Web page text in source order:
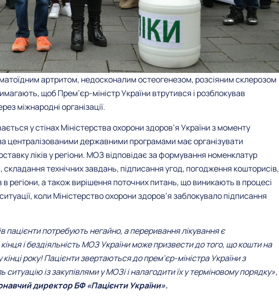
артритом, недосконалим остеогенезом, розсіяним склерозом
щоб Прем’єр-міністр України втрутився і розблокував
міжнародні організації.
у стінах Міністерства охорони здоров’я України з моменту
централізованими державними програмами має організувати
ліків у регіони. МОЗ відповідає за формування номенклатур
складання технічних завдань, підписання угод, погодження кошторисів,
в регіони, а також вирішення поточних питань, що виникають в процесі
коли Міністерство охорони здоров’я заблокувало підписання
пацієнти потребують негайно, а переривання лікування є
і бездіяльність МОЗ України може призвести до того, що кошти на
кінці року! Пацієнти звертаються до прем’єр-міністра України з
із закупівлями у МОЗі і налагодити їх у терміновому порядку»,
директор БФ «Пацієнти України».